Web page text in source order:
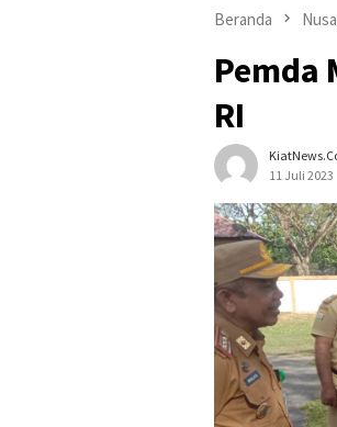
Beranda
Pemda
RI
11 Juli 2023